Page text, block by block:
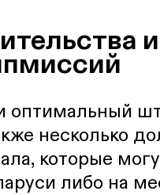
и
несколько
которые
либо на